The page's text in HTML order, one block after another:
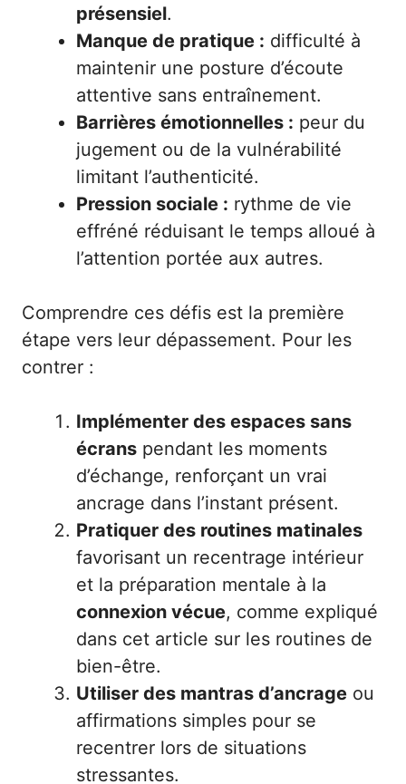
présensiel.
Manque de pratique : difficulté à
maintenir une posture d’écoute
attentive sans entraînement.
Barrières émotionnelles : peur du
jugement ou de la vulnérabilité
limitant l’authenticité.
Pression sociale : rythme de vie
effréné réduisant le temps alloué à
l’attention portée aux autres.
Comprendre ces défis est la première
étape vers leur dépassement. Pour les
contrer :
Implémenter des espaces sans
écrans pendant les moments
d’échange, renforçant un vrai
ancrage dans l’instant présent.
Pratiquer des routines matinales
favorisant un recentrage intérieur
et la préparation mentale à la
connexion vécue, comme expliqué
dans cet article sur les routines de
bien-être.
Utiliser des mantras d’ancrage ou
affirmations simples pour se
recentrer lors de situations
stressantes.